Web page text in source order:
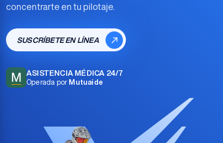
concentrarte en tu pilotaje.
SUSCRÍBETE EN LÍNEA
M ASISTENCIA MÉDICA 24/7
Operada por Mutuaide